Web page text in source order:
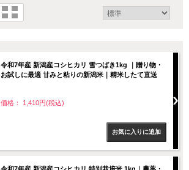
令和7年産 新潟産コシヒカリ 雪つばき1kg ｜贈り物・
お試しに最適 甘みと粘りの新潟米｜精米したて直送
価格： 1,410円(税込)